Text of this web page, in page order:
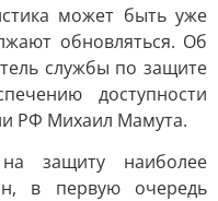
может быть уже
обновляться. Об
службы по защите
доступности
РФ Михаил Мамута.
защиту наиболее
в первую очередь